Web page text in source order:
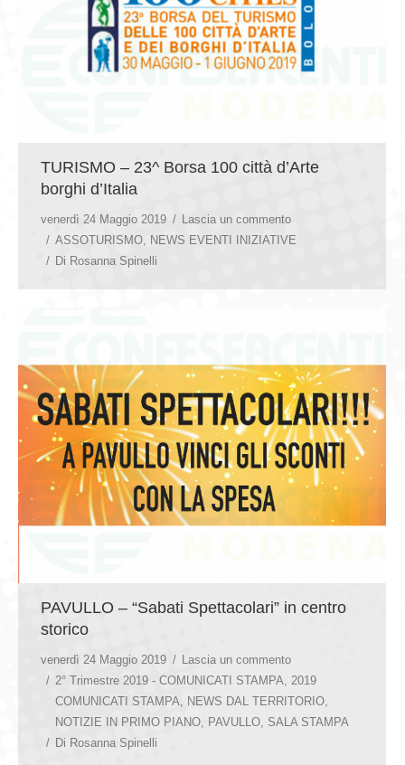
TURISMO – 23^ Borsa 100 città d’Arte
borghi d’Italia
venerdì 24 Maggio 2019
Lascia un commento
ASSOTURISMO, NEWS EVENTI INIZIATIVE
Di Rosanna Spinelli
PAVULLO – “Sabati Spettacolari” in centro
storico
venerdì 24 Maggio 2019
Lascia un commento
2° Trimestre 2019 - COMUNICATI STAMPA, 2019
COMUNICATI STAMPA, NEWS DAL TERRITORIO,
NOTIZIE IN PRIMO PIANO, PAVULLO, SALA STAMPA
Di Rosanna Spinelli